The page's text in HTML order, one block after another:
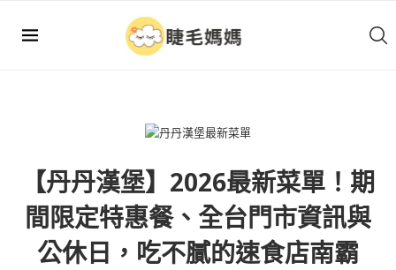
【丹丹漢堡】2026最新菜單！期
間限定特惠餐、全台門市資訊與
公休日，吃不膩的速食店南霸